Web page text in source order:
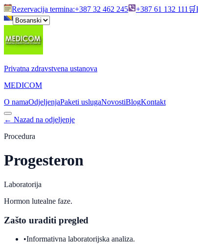
Rezervacija termina:+387 32 462 245 +387 61 132 111 🛒
Privatna zdravstvena ustanova
MEDICOM
O namaOdjeljenjaPaketi uslugaNovostiBlogKontakt
← Nazad na odjeljenje
Procedura
Progesteron
Laboratorija
Hormon lutealne faze.
Zašto uraditi pregled
•Informativna laboratorijska analiza.